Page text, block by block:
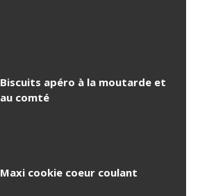
Biscuits apéro à la moutarde et
au comté
Maxi cookie coeur coulant